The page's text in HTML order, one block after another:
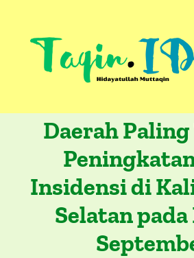
content
Daerah
Insidensi di
Selatan